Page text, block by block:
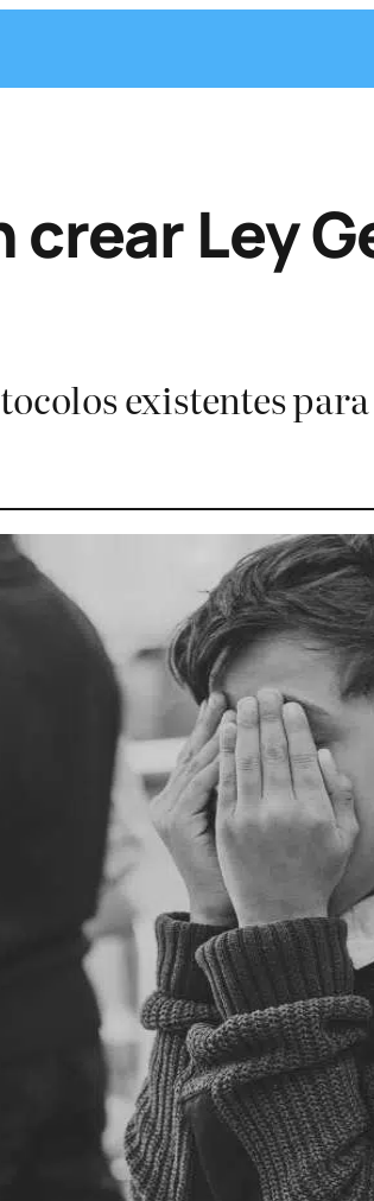
crear Ley
existentes